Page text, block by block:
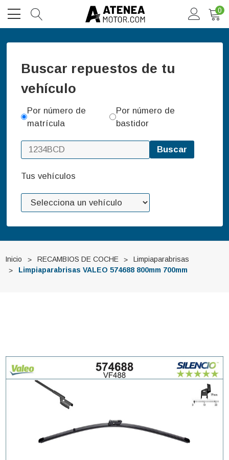
0
Buscar repuestos de tu
vehículo
Por número de
matrícula
Por número de
bastidor
Buscar
Tus vehículos
Inicio RECAMBIOS DE COCHE
Limpiaparabrisas
Limpiaparabrisas VALEO 574688 800mm 700mm